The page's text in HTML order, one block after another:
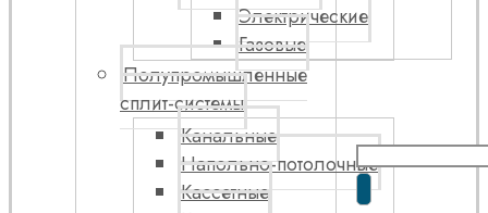
Электрические
Газовые
Полупромышленные
сплит-системы
Канальные
Напольно-потолочные
Кассетные